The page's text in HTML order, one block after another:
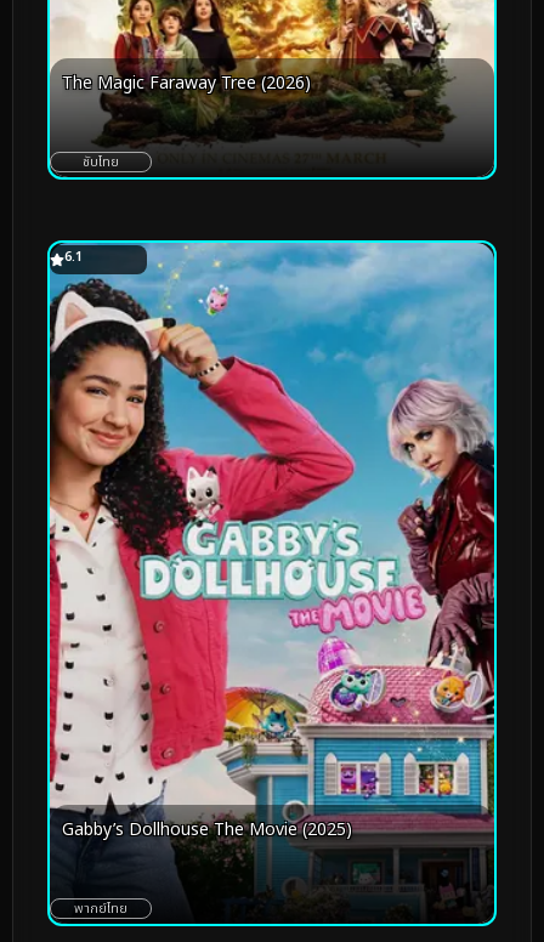
The Magic Faraway Tree (2026)
ซับไทย
6.1
Gabby’s Dollhouse The Movie (2025)
พากย์ไทย